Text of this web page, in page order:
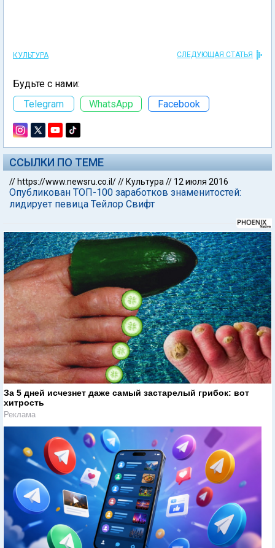
КУЛЬТУРА СЛЕДУЮЩАЯ СТАТЬЯ
Будьте с нами:
Telegram
WhatsApp Facebook
ССЫЛКИ ПО ТЕМЕ
// https://www.newsru.co.il/// Культура // 12 июля 2016
Опубликован ТОП-100 заработков знаменитостей:
лидирует певица Тейлор Свифт
За 5 дней исчезнет даже самый застарелый грибок: вот
хитрость
Реклама